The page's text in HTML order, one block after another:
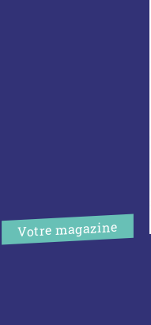
Votre magazine